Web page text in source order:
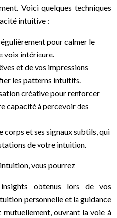
Voici quelques techniques
intuitive :
pour calmer le
voix intérieure.
et de vos impressions
les patterns intuitifs.
créative pour renforcer
capacité à percevoir des
corps et ses signaux subtils, qui
de votre intuition.
vous pourrez
obtenus lors de vos
personnelle et la guidance
ouvrant la voie à